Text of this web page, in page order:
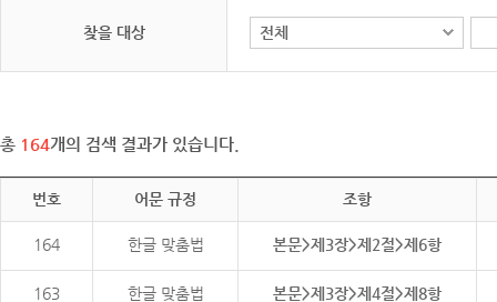
찾을 대상
총 164개의 검색 결과가 있습니다.
번호 어문 규정 조항
164 한글 맞춤법 본문>제3장>제2절>제6항
163 한글 맞춤법 본문>제3장>제4절>제8항